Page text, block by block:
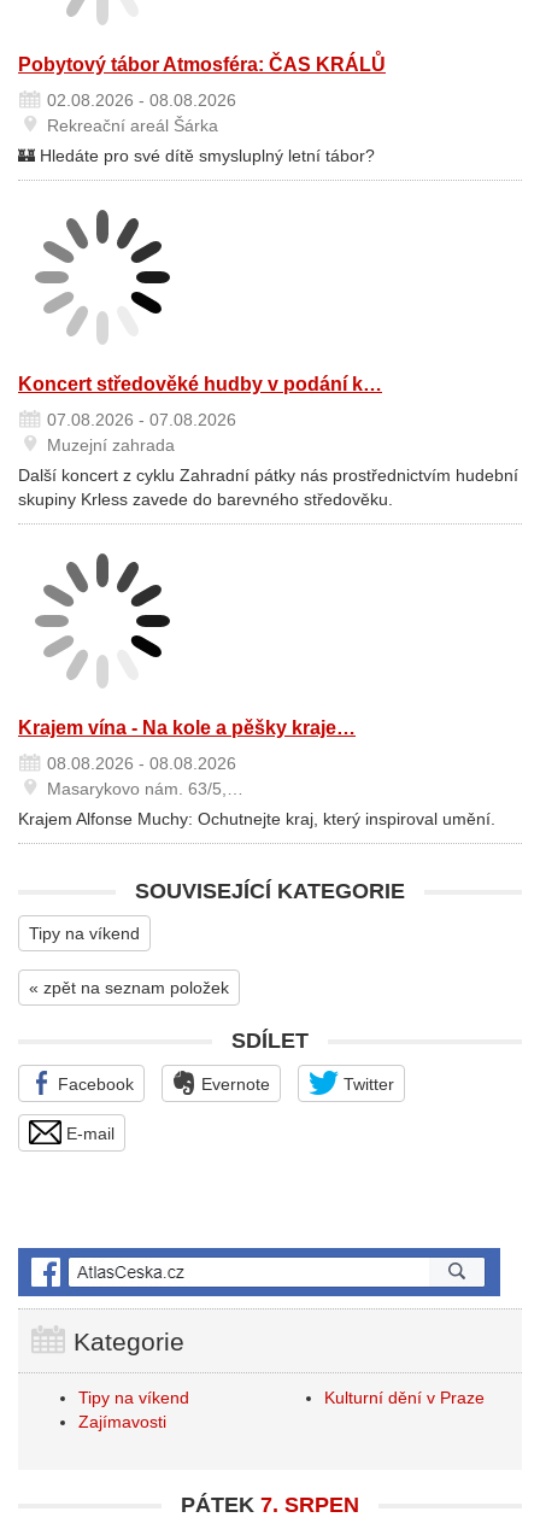
Pobytový tábor Atmosféra: ČAS KRÁLŮ
02.08.2026 - 08.08.2026
Rekreační areál Šárka
🏰 Hledáte pro své dítě smysluplný letní tábor?
Koncert středověké hudby v podání k…
07.08.2026 - 07.08.2026
Muzejní zahrada
Další koncert z cyklu Zahradní pátky nás prostřednictvím hudební
skupiny Krless zavede do barevného středověku.
Krajem vína - Na kole a pěšky kraje…
08.08.2026 - 08.08.2026
Masarykovo nám. 63/5,…
Krajem Alfonse Muchy: Ochutnejte kraj, který inspiroval umění.
SOUVISEJÍCÍ KATEGORIE
Tipy na víkend
« zpět na seznam položek
SDÍLET
Facebook Evernote Twitter
E-mail
Kategorie
Tipy na víkend
Zajímavosti
Kulturní dění v Praze
PÁTEK 7. SRPEN